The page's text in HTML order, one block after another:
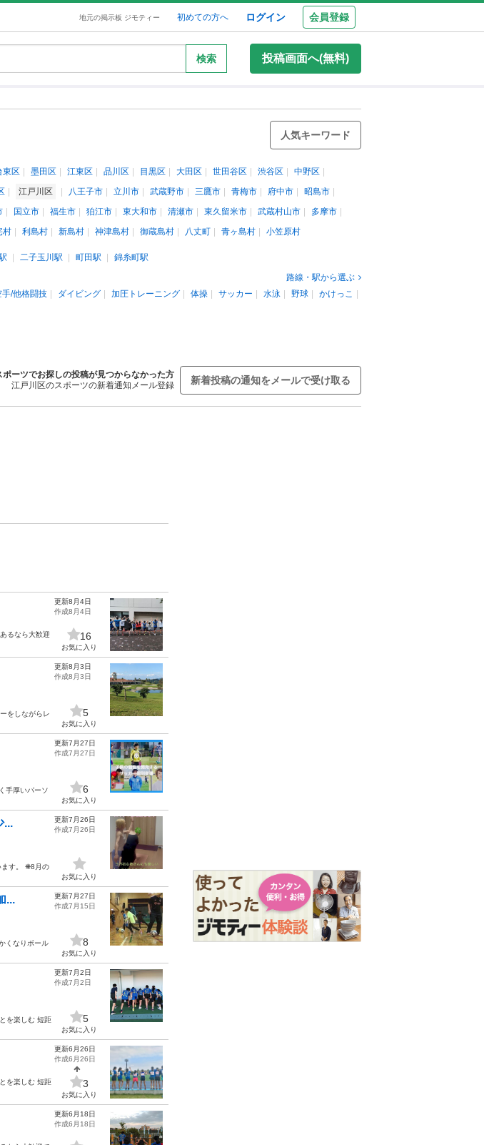
地元の掲示板 ジモティー 初めての方へ ログイン 会員登録
検索 投稿画面へ(無料)
人気キーワード
東区 墨田区 江東区 品川区 目黒区 大田区 世田谷区 渋谷区
中野区
江戸川区 八王子市 立川市 武蔵野市 三鷹市 青梅市 府中市
昭島市
国立市 福生市 狛江市 東大和市 清瀬市 東久留米市 武蔵村山市
多摩市
村 利島村 新島村 神津島村 御蔵島村 八丈町 青ヶ島村 小笠原村
二子玉川駅 町田駅
錦糸町駅
路線・駅から選ぶ
手/他格闘技 ダイビング 加圧トレーニング 体操 サッカー 水泳 野球
かけっこ
ポーツでお探しの投稿が見つからなかった方
江戸川区のスポーツの新着通知メール登録
新着投稿の通知をメールで受け取る
るなら大歓迎
更新8月4日
作成8月4日
16
お気に入り
をしながらレ
更新8月3日
作成8月3日
5
お気に入り
手厚いパーソ
更新7月27日
作成7月27日
6
お気に入り
...
ます。 ❋8月の
更新7月26日
作成7月26日
お気に入り
...
くなりボール
更新7月27日
作成7月15日
8
お気に入り
を楽しむ 短距
更新7月2日
作成7月2日
5
お気に入り
を楽しむ 短距
更新6月26日
作成6月26日
3
お気に入り
更新6月18日
作成6月18日